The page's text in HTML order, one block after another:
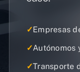
✓Empresas
✓Autónomos
✓Transporte